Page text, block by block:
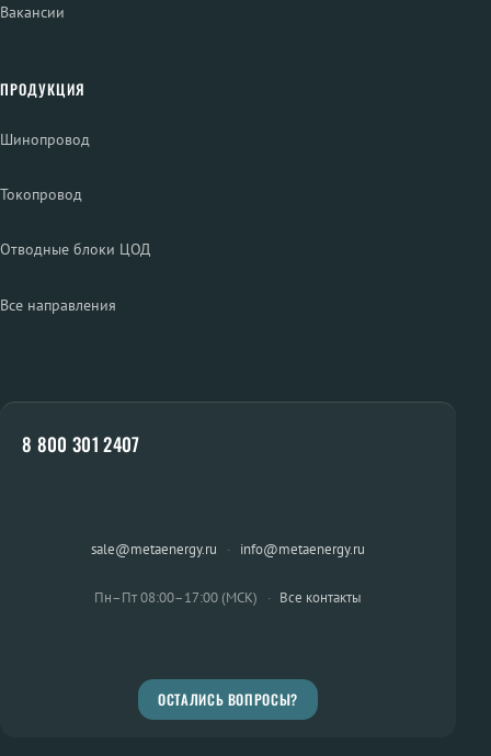
Вакансии
ПРОДУКЦИЯ
Шинопровод
Токопровод
Отводные блоки ЦОД
Все направления
8 800 301 2407
sale@metaenergy.ru · info@metaenergy.ru
Пн–Пт 08:00–17:00 (МСК) · Все контакты
ОСТАЛИСЬ ВОПРОСЫ?